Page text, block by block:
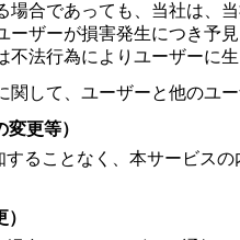
場合であっても、当社は、
ーザーが損害発生につき予
不法行為によりユーザーに
関して、ユーザーと他のユ
更等）
することなく、本サービス